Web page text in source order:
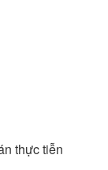
thực tiễn